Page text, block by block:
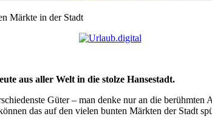
Märkte in der Stadt
aus aller Welt in die stolze Hansestadt.
Güter – man denke nur an die
das auf den vielen bunten Märkten der Stadt